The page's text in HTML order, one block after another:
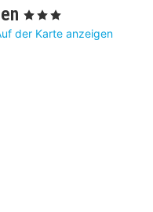
1
Nacht
, 3 Sterne
der Karte anzeigen